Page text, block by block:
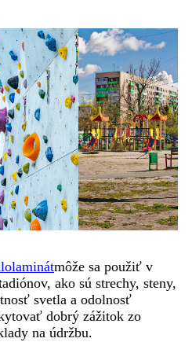
môže sa použiť v
ako sú strechy, steny,
svetla a odolnosť
dobrý zážitok zo
na údržbu.